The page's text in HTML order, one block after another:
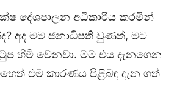
දේශපාලන අධිකාරිය කරමින්
අද මම ජනාධිපති වුණත්, මට
හිමි වෙනවා. මම එය දැනගෙන
එම කාරණය පිළිබඳ දැන ගත්